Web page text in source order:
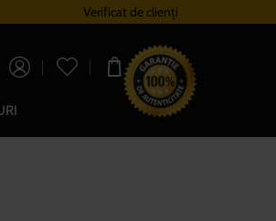
Verificat de clienți
0,00 lei